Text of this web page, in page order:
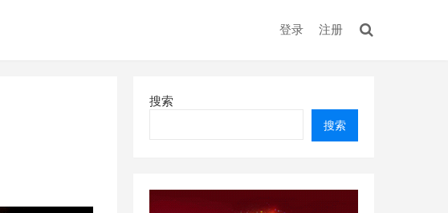
登录 注册
搜索
搜索